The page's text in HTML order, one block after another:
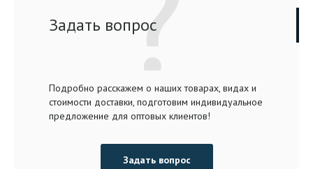
Задать вопрос
Подробно расскажем о наших товарах, видах и
стоимости доставки, подготовим индивидуальное
предложение для оптовых клиентов!
Задать вопрос